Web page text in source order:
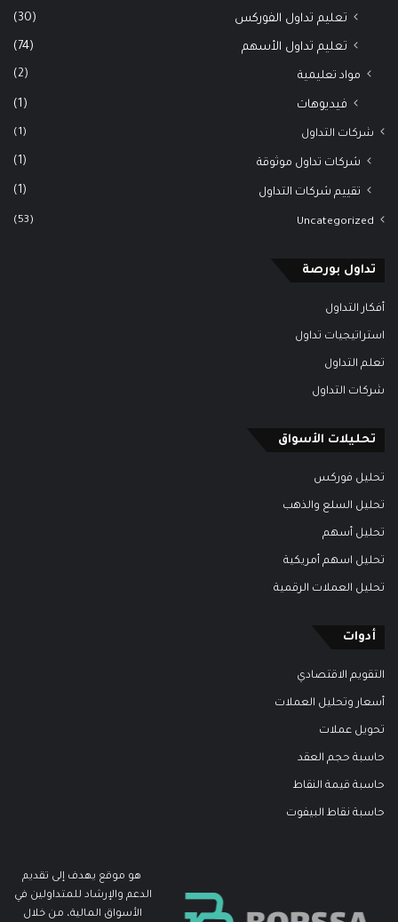
تعليم تداول الفوركس (30)
تعليم تداول الأسهم (74)
مواد تعليمية (2)
فيديوهات (1)
شركات التداول (1)
شركات تداول موثوقة (1)
تقييم شركات التداول (1)
Uncategorized
(53)
تداول بورصة
أفكار التداول
استراتيجيات تداول
تعلم التداول
شركات التداول
تحليلات الأسواق
تحليل فوركس
تحليل السلع والذهب
تحليل أسهم
تحليل اسهم أمريكية
تحليل العملات الرقمية
أدوات
التقويم الاقتصادي
أسعار وتحليل العملات
تحويل عملات
حاسبة حجم العقد
حاسبة قيمة النقاط
حاسبة نقاط البيفوت
هو موقع يهدف إلى تقديم
الدعم والإرشاد للمتداولين في
الأسواق المالية، من خلال